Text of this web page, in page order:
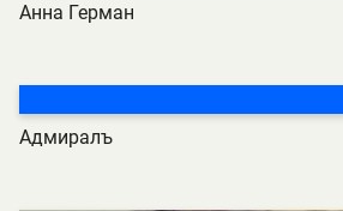
Анна Герман
Адмиралъ